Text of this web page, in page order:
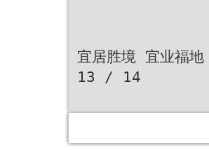
宜居胜境 宜业福地
13 / 14